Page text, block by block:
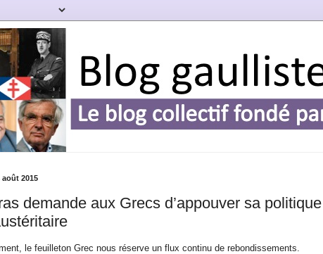
2015
demande aux Grecs d’appouver sa politique
le feuilleton Grec nous réserve un flux continu de rebondissements.